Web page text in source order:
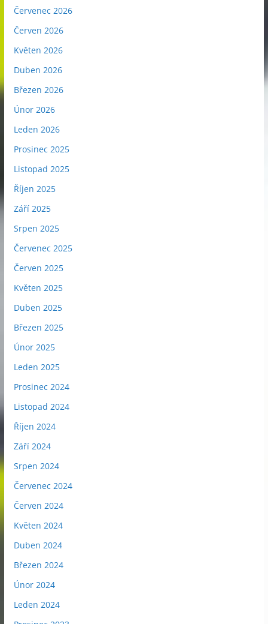
Červenec 2026
Červen 2026
Květen 2026
Duben 2026
Březen 2026
Únor 2026
Leden 2026
Prosinec 2025
Listopad 2025
Říjen 2025
Září 2025
Srpen 2025
Červenec 2025
Červen 2025
Květen 2025
Duben 2025
Březen 2025
Únor 2025
Leden 2025
Prosinec 2024
Listopad 2024
Říjen 2024
Září 2024
Srpen 2024
Červenec 2024
Červen 2024
Květen 2024
Duben 2024
Březen 2024
Únor 2024
Leden 2024